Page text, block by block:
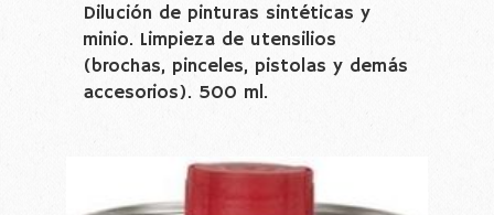
Dilución de pinturas sintéticas y
minio. Limpieza de utensilios
(brochas, pinceles, pistolas y demás
accesorios). 500 ml.